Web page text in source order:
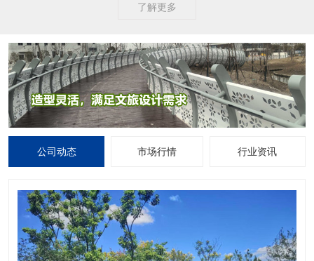
了解更多
公司动态 市场行情 行业资讯